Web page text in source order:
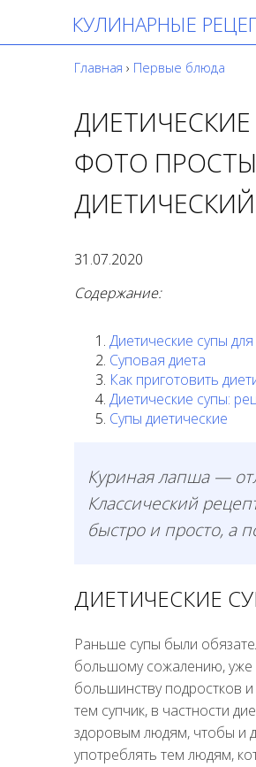
КУЛИНАРНЫЕ
Главная › Первые блюда
ФОТО
31.07.2020
Содержание:
Диетические супы
Суповая диета
Как приготовить
Диетические супы:
Супы диетические
Куриная лапша —
Классический
быстро и просто, а
ДИЕТИЧЕСКИЕ
Раньше супы были
большому сожалению, уже
большинству подростков
тем супчик, в частности
здоровым людям, чтобы и
употреблять тем людям,